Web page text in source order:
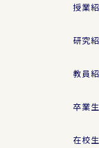
授業
研究
教員
卒業
在校